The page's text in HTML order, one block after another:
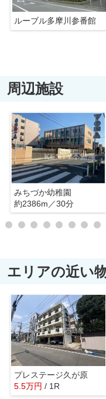
ルーブル多摩川参番館
周辺施設
みちづか幼稚園
約2386m／30分
エリアの近い
プレステージ久が原
5.5万円 / 1R